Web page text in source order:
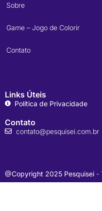
Sobre
Game – Jogo de Colorir
Contato
Links Úteis
Política de Privacidade
Contato
contato@pesquisei.com.br
@Copyright 2025 Pesquisei -